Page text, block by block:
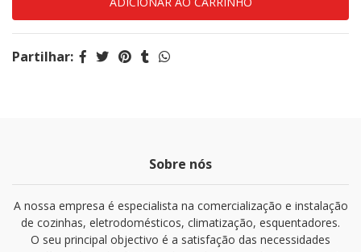
Partilhar:
Sobre nós
A nossa empresa é especialista na comercialização e instalação
de cozinhas, eletrodomésticos, climatização, esquentadores.
O seu principal objectivo é a satisfação das necessidades